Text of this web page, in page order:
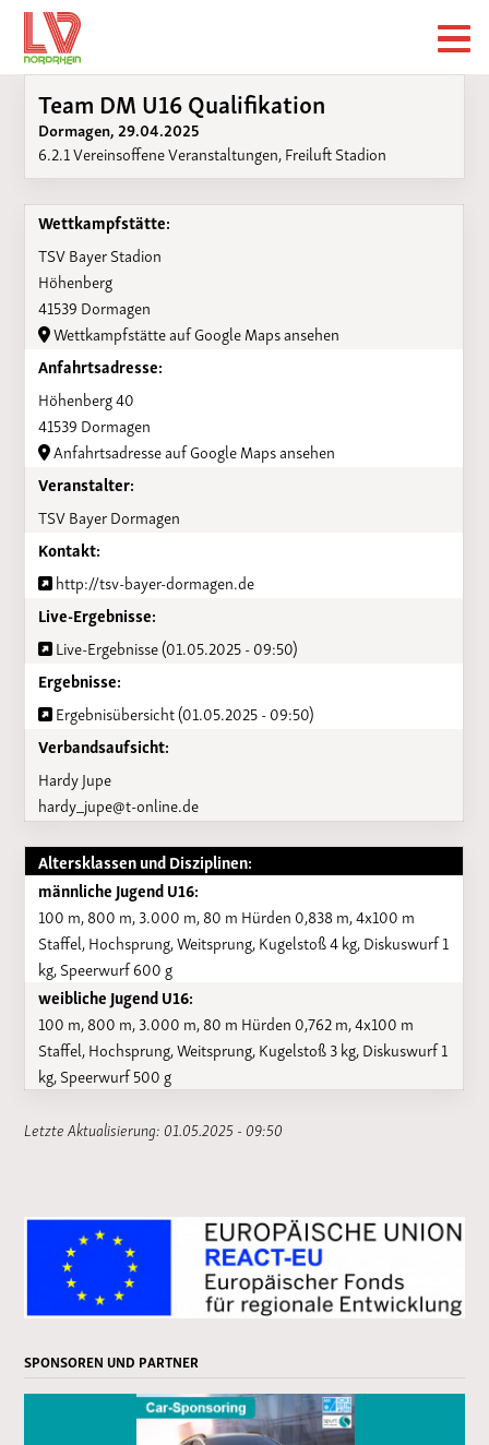
Team DM U16 Qualifikation
Dormagen, 29.04.2025
6.2.1 Vereinsoffene Veranstaltungen, Freiluft Stadion
Wettkampfstätte:
TSV Bayer Stadion
Höhenberg
41539 Dormagen
Wettkampfstätte auf Google Maps ansehen
Anfahrtsadresse:
Höhenberg 40
41539 Dormagen
Anfahrtsadresse auf Google Maps ansehen
Veranstalter:
TSV Bayer Dormagen
Kontakt:
http://tsv-bayer-dormagen.de
Live-Ergebnisse:
Live-Ergebnisse (01.05.2025 - 09:50)
Ergebnisse:
Ergebnisübersicht (01.05.2025 - 09:50)
Verbandsaufsicht:
Hardy Jupe
hardy_jupe@t-online.de
Altersklassen und Disziplinen:
männliche Jugend U16:
100 m, 800 m, 3.000 m, 80 m Hürden 0,838 m, 4x100 m
Staffel, Hochsprung, Weitsprung, Kugelstoß 4 kg, Diskuswurf 1
kg, Speerwurf 600 g
weibliche Jugend U16:
100 m, 800 m, 3.000 m, 80 m Hürden 0,762 m, 4x100 m
Staffel, Hochsprung, Weitsprung, Kugelstoß 3 kg, Diskuswurf 1
kg, Speerwurf 500 g
Letzte Aktualisierung: 01.05.2025 - 09:50
SPONSOREN UND PARTNER